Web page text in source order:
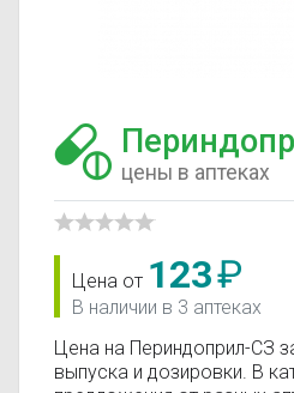
цены в аптеках
Цена от 123₽
В наличии в 3 аптеках
Цена на Периндоприл-СЗ
выпуска и дозировки. В